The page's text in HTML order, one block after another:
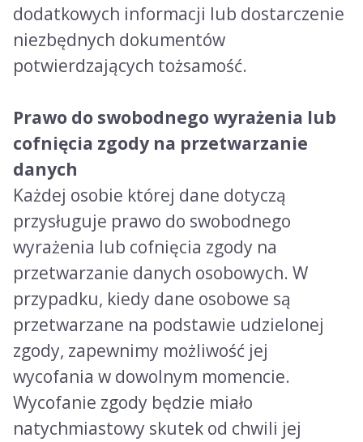
dodatkowych informacji lub dostarczenie
niezbędnych dokumentów
potwierdzających tożsamość.
Prawo do swobodnego wyrażenia lub
cofnięcia zgody na przetwarzanie
danych
Każdej osobie której dane dotyczą
przysługuje prawo do swobodnego
wyrażenia lub cofnięcia zgody na
przetwarzanie danych osobowych. W
przypadku, kiedy dane osobowe są
przetwarzane na podstawie udzielonej
zgody, zapewnimy możliwość jej
wycofania w dowolnym momencie.
Wycofanie zgody będzie miało
natychmiastowy skutek od chwili jej